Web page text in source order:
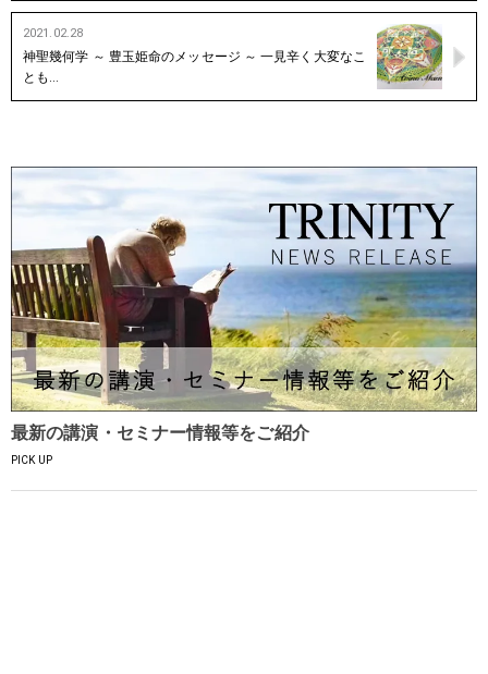
2021.02.28
神聖幾何学 ～ 豊玉姫命のメッセージ ～ 一見辛く大変なこ
とも…
最新の講演・セミナー情報等をご紹介
PICK UP